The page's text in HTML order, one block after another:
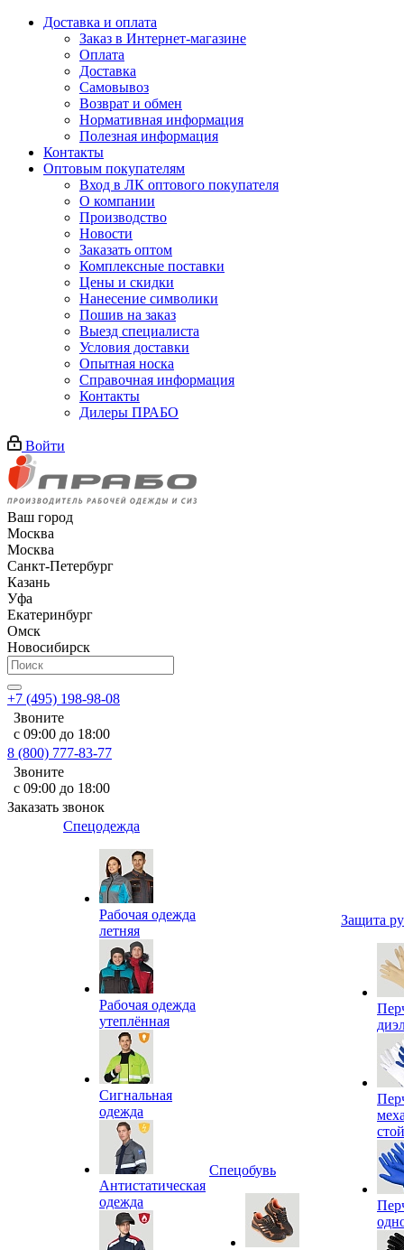
Доставка и оплата
Заказ в Интернет-магазине
Оплата
Доставка
Самовывоз
Возврат и обмен
Нормативная информация
Полезная информация
Контакты
Оптовым покупателям
Вход в ЛК оптового покупателя
О компании
Производство
Новости
Заказать оптом
Комплексные поставки
Цены и скидки
Нанесение символики
Пошив на заказ
Выезд специалиста
Условия доставки
Опытная носка
Справочная информация
Контакты
Дилеры ПРАБО
Войти
Ваш город
Москва
Москва
Санкт-Петербург
Казань
Уфа
Екатеринбург
Омск
Новосибирск
+7 (495) 198-98-08
Звоните
с 09:00 до 18:00
8 (800) 777-83-77
Звоните
с 09:00 до 18:00
Заказать звонок
Спецодежда
Рабочая одежда
летняя
Рабочая одежда
утеплённая
Сигнальная
одежда
Антистатическая
одежда
Спецобувь
Защита